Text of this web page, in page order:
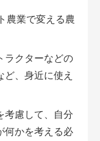
ェブの使い方
ト掲示板
農業で変える農
ラクターなどの
、身近に使え
考慮して、自分
何かを考える必